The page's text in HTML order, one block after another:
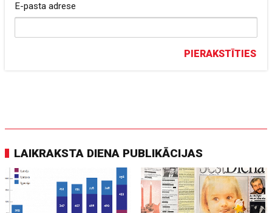
E-pasta adrese
PIERAKSTĪTIES
LAIKRAKSTA DIENA PUBLIKĀCIJAS